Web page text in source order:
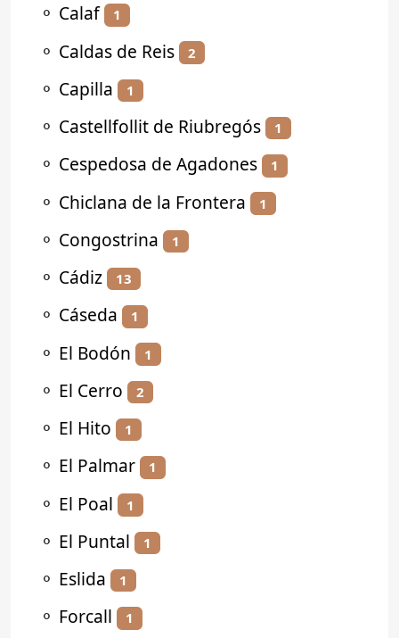
⚬ Calaf 1
⚬ Caldas de Reis 2
⚬ Capilla 1
⚬ Castellfollit de Riubregós 1
⚬ Cespedosa de Agadones 1
⚬ Chiclana de la Frontera 1
⚬ Congostrina 1
⚬ Cádiz 13
⚬ Cáseda 1
⚬ El Bodón 1
⚬ El Cerro 2
⚬ El Hito 1
⚬ El Palmar 1
⚬ El Poal 1
⚬ El Puntal 1
⚬ Eslida 1
⚬ Forcall 1